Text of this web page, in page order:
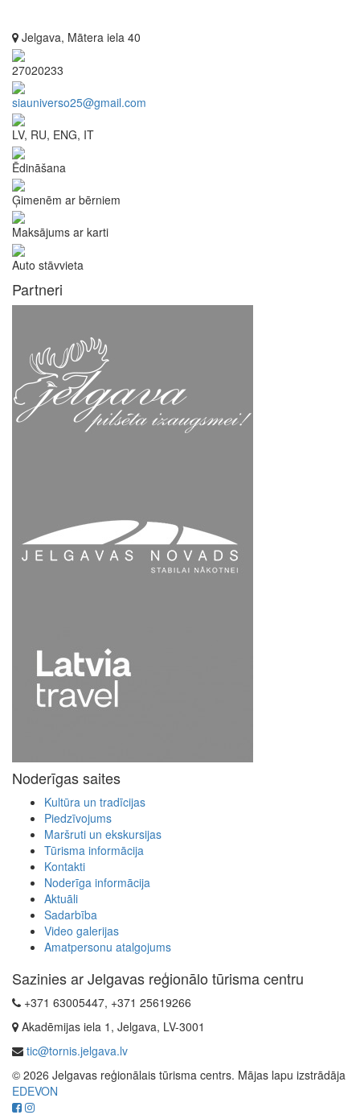
Jelgava, Mātera iela 40
27020233
siauniverso25@gmail.com
LV, RU, ENG, IT
Ēdināšana
Ģimenēm ar bērniem
Maksājums ar karti
Auto stāvvieta
Partneri
Noderīgas saites
Kultūra un tradīcijas
Piedzīvojums
Maršruti un ekskursijas
Tūrisma informācija
Kontakti
Noderīga informācija
Aktuāli
Sadarbība
Video galerijas
Amatpersonu atalgojums
Sazinies ar Jelgavas reģionālo tūrisma centru
+371 63005447, +371 25619266
Akadēmijas iela 1, Jelgava, LV-3001
tic@tornis.jelgava.lv
© 2026 Jelgavas reģionālais tūrisma centrs. Mājas lapu izstrādāja
EDEVON